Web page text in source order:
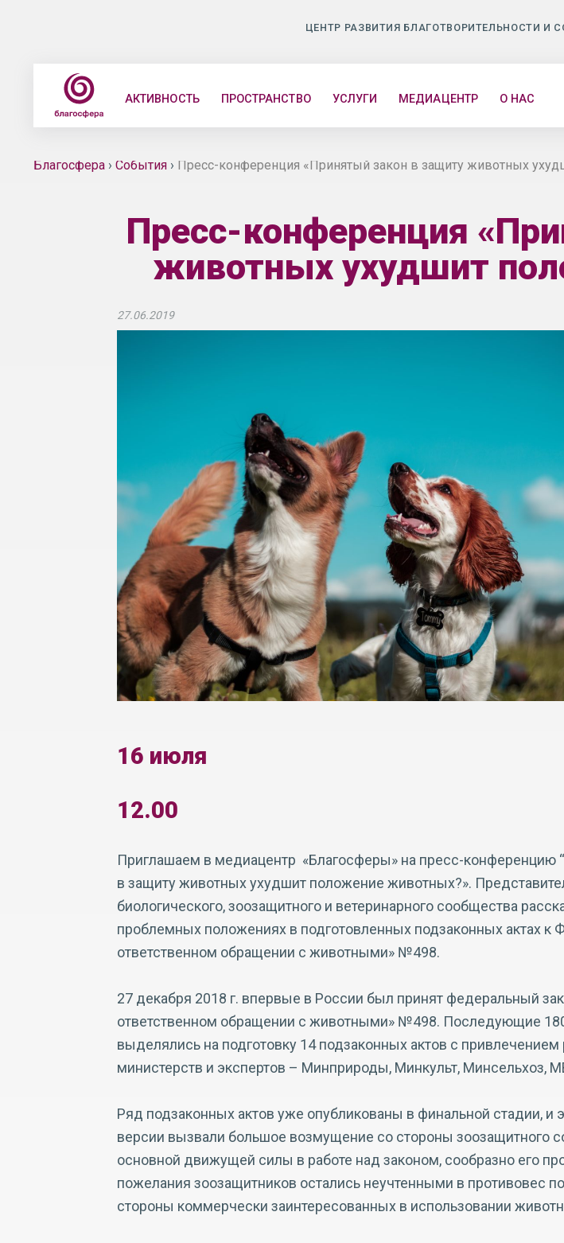
ЦЕНТР РАЗВИТИЯ БЛАГОТВОРИТЕЛЬНОСТИ И
АКТИВНОСТЬ ПРОСТРАНСТВО УСЛУГИ МЕДИАЦЕНТР О НАС
Благосфера› События› Пресс-конференция «Принятый закон в защиту животных
Пресс-конференция
животных ухудшит
27.06.2019
16 июля
12.00
Приглашаем в медиацентр «Благосферы» на пресс-конференцию
в защиту животных ухудшит положение животных?».
биологического, зоозащитного и ветеринарного сообщества
проблемных положениях в подготовленных подзаконных актах к
ответственном обращении с животными» №498.
27 декабря 2018 г. впервые в России был принят федеральный
ответственном обращении с животными» №498. Последующие
выделялись на подготовку 14 подзаконных актов с
министерств и экспертов – Минприроды, Минкульт, Минсельхоз,
Ряд подзаконных актов уже опубликованы в финальной стадии, и
версии вызвали большое возмущение со стороны зоозащитного
основной движущей силы в работе над законом, сообразно его
пожелания зоозащитников остались неучтенными в противовес
стороны коммерчески заинтересованных в использовании